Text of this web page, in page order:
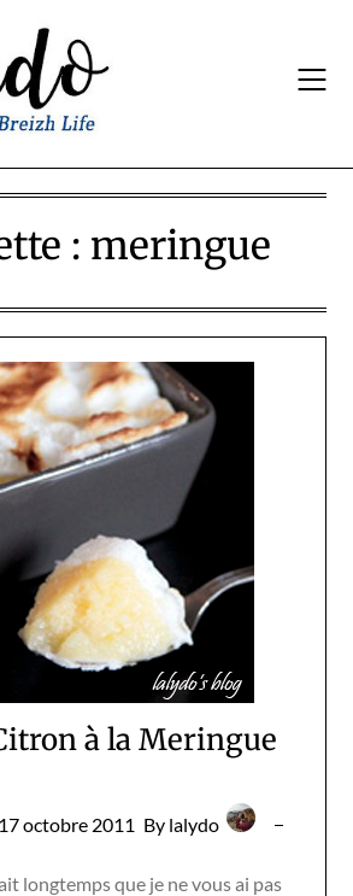
: meringue
à la Meringue
17 octobre 2011 By lalydo
longtemps que je ne vous ai pas